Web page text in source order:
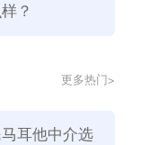
考试以决定你该读
生，成绩也很优
？
更多热门>
耳他中介选